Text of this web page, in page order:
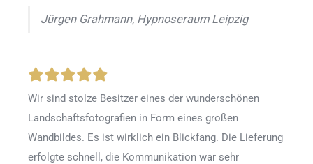
Jürgen Grahmann, Hypnoseraum Leipzig
Wir sind stolze Besitzer eines der wunderschönen
Landschaftsfotografien in Form eines großen
Wandbildes. Es ist wirklich ein Blickfang. Die Lieferung
erfolgte schnell, die Kommunikation war sehr